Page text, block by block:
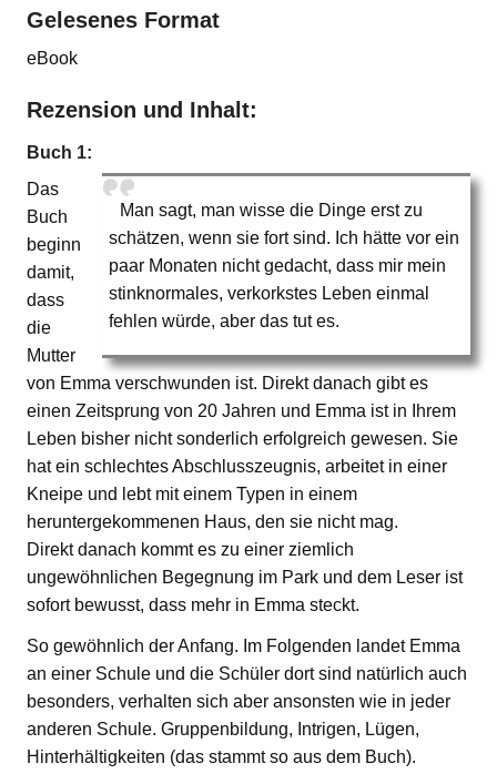
Gelesenes Format
eBook
Rezension und Inhalt:
Buch 1:
Man sagt, man wisse die Dinge erst zu
schätzen, wenn sie fort sind. Ich hätte vor ein
paar Monaten nicht gedacht, dass mir mein
stinknormales, verkorkstes Leben einmal
fehlen würde, aber das tut es.
Das
Buch
beginn
damit,
dass
die
Mutter
von Emma verschwunden ist. Direkt danach gibt es
einen Zeitsprung von 20 Jahren und Emma ist in Ihrem
Leben bisher nicht sonderlich erfolgreich gewesen. Sie
hat ein schlechtes Abschlusszeugnis, arbeitet in einer
Kneipe und lebt mit einem Typen in einem
heruntergekommenen Haus, den sie nicht mag.
Direkt danach kommt es zu einer ziemlich
ungewöhnlichen Begegnung im Park und dem Leser ist
sofort bewusst, dass mehr in Emma steckt.
So gewöhnlich der Anfang. Im Folgenden landet Emma
an einer Schule und die Schüler dort sind natürlich auch
besonders, verhalten sich aber ansonsten wie in jeder
anderen Schule. Gruppenbildung, Intrigen, Lügen,
Hinterhältigkeiten (das stammt so aus dem Buch).